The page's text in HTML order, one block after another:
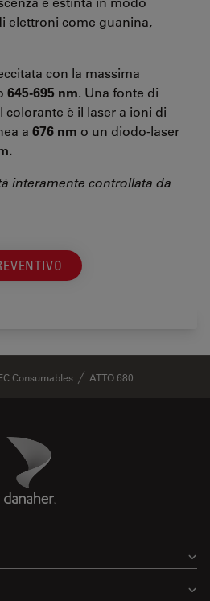
elettroni come guanina,
con la massima
645-695 nm. Una fonte di
colorante è il laser a ioni di
a 676 nm o un diodo-laser
interamente controllata da
Consumables ATTO 680
Danaher Logo